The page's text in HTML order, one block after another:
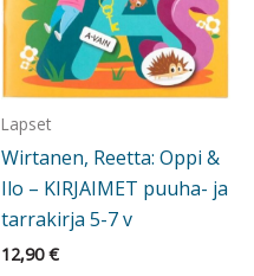
Lapset
Wirtanen, Reetta: Oppi &
Ilo – KIRJAIMET puuha- ja
tarrakirja 5-7 v
12,90€